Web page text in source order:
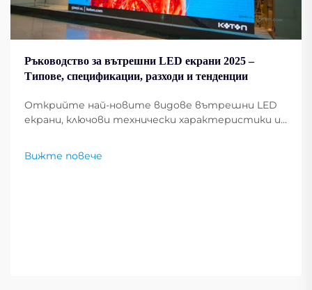
Ръководство за вътрешни LED екрани 2025 –
Типове, спецификации, разходи и тенденции
Открийте най-новите видове вътрешни LED
екрани, ключови технически характеристики и
контрастност и да подобрите
Вижте повече